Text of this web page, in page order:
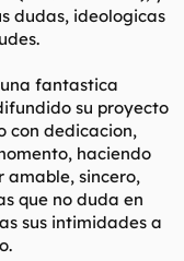
dudas, ideologicas
fantastica
su proyecto
con dedicacion,
haciendo
amable, sincero,
que no duda en
sus intimidades a